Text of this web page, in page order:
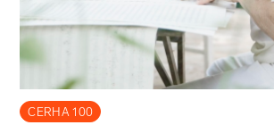
CERHA 100